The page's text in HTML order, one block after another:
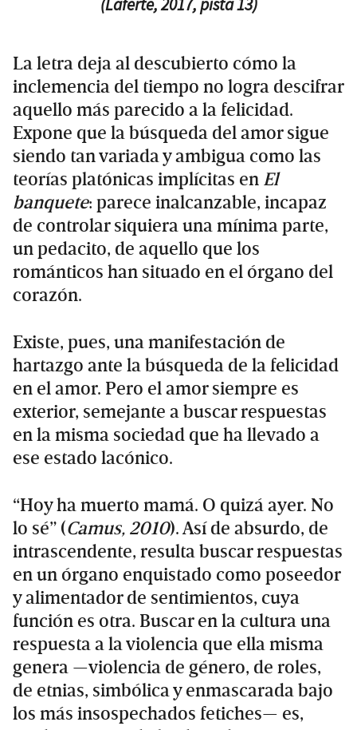
La letra deja al descubierto cómo la
inclemencia del tiempo no logra descifrar
aquello más parecido a la felicidad.
Expone que la búsqueda del amor sigue
siendo tan variada y ambigua como las
teorías platónicas implícitas en El
banquete: parece inalcanzable, incapaz
de controlar siquiera una mínima parte,
un pedacito, de aquello que los
románticos han situado en el órgano del
corazón.
Existe, pues, una manifestación de
hartazgo ante la búsqueda de la felicidad
en el amor. Pero el amor siempre es
exterior, semejante a buscar respuestas
en la misma sociedad que ha llevado a
ese estado lacónico.
“Hoy ha muerto mamá. O quizá ayer. No
lo sé” (Camus, 2010). Así de absurdo, de
intrascendente, resulta buscar respuestas
en un órgano enquistado como poseedor
y alimentador de sentimientos, cuya
función es otra. Buscar en la cultura una
respuesta a la violencia que ella misma
genera —violencia de género, de roles,
de etnias, simbólica y enmascarada bajo
los más insospechados fetiches— es,